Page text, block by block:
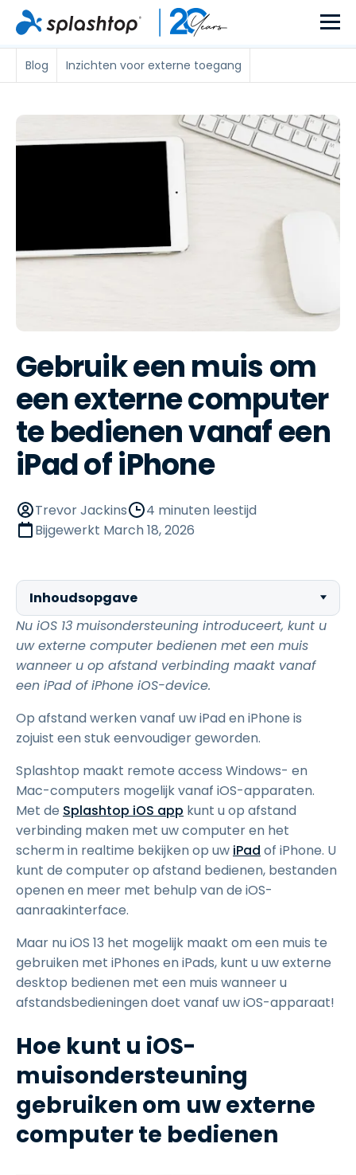
Blog Inzichten voor externe toegang
Gebruik een muis om
een externe computer
te bedienen vanaf een
iPad of iPhone
Trevor Jackins
4 minuten leestijd
Bijgewerkt March 18, 2026
Inhoudsopgave
Nu iOS 13 muisondersteuning introduceert, kunt u
uw externe computer bedienen met een muis
wanneer u op afstand verbinding maakt vanaf
een iPad of iPhone iOS-device.
Op afstand werken vanaf uw iPad en iPhone is
zojuist een stuk eenvoudiger geworden.
Splashtop maakt remote access Windows- en
Mac-computers mogelijk vanaf iOS-apparaten.
Met de Splashtop iOS app kunt u op afstand
verbinding maken met uw computer en het
scherm in realtime bekijken op uw iPad of iPhone. U
kunt de computer op afstand bedienen, bestanden
openen en meer met behulp van de iOS-
aanraakinterface.
Maar nu iOS 13 het mogelijk maakt om een muis te
gebruiken met iPhones en iPads, kunt u uw externe
desktop bedienen met een muis wanneer u
afstandsbedieningen doet vanaf uw iOS-apparaat!
Hoe kunt u iOS-
muisondersteuning
gebruiken om uw externe
computer te bedienen